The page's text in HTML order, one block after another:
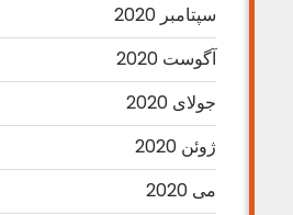
سپتامبر 2020
آگوست 2020
جولای 2020
ژوئن 2020
می 2020